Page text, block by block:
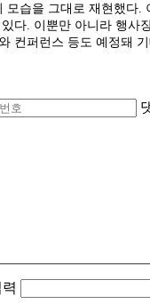
습을 그대로 재현했다
다. 이뿐만 아니라 행
컨퍼런스 등도 예정돼 기